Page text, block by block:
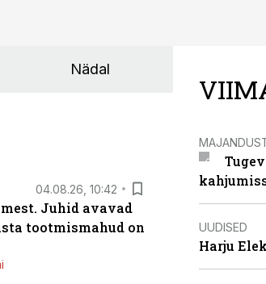
Nädal
04.08.26, 10:42
Juhid avavad
tootmismahud on
UUDISED
Harju